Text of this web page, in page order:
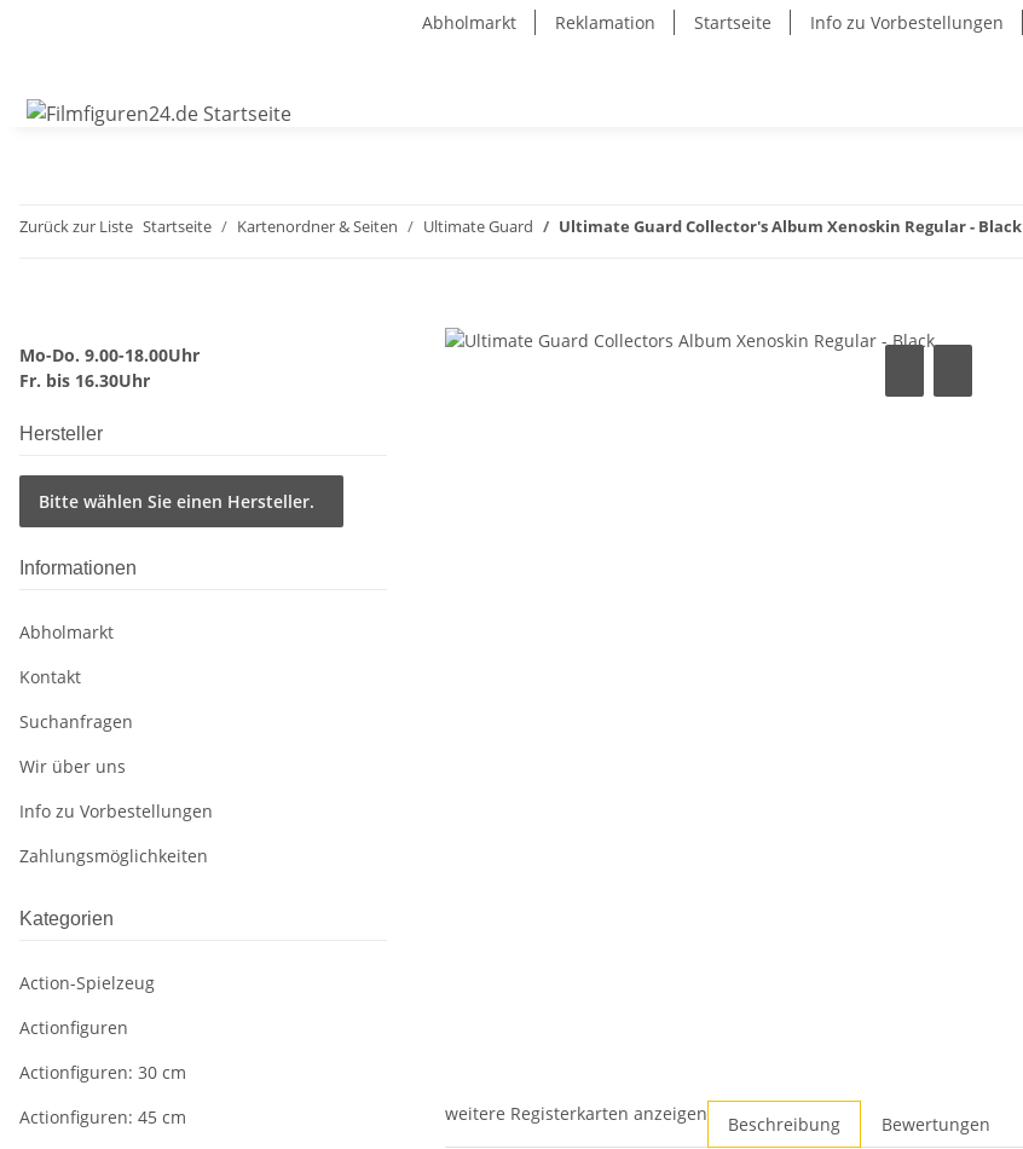
Abholmarkt Reklamation Startseite Info zu Vorbestellungen
Zurück zur Liste Startseite Kartenordner & Seiten Ultimate Guard Ultimate Guard Collector's Album Xenoskin Regular - Black
weitere Registerkarten anzeigen Beschreibung Bewertungen
Mo-Do. 9.00-18.00Uhr
Fr. bis 16.30Uhr
Hersteller
Bitte wählen Sie einen Hersteller.
Informationen
Abholmarkt
Kontakt
Suchanfragen
Wir über uns
Info zu Vorbestellungen
Zahlungsmöglichkeiten
Kategorien
Action-Spielzeug
Actionfiguren
Actionfiguren: 30 cm
Actionfiguren: 45 cm